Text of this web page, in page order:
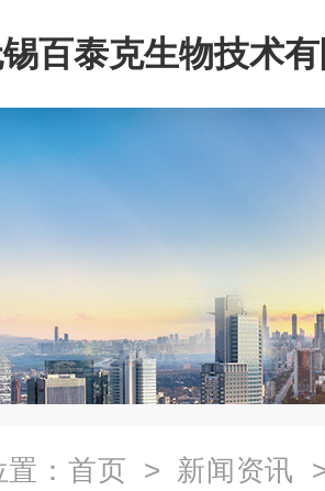
百泰克生物技术
： 首页 > 新闻资讯